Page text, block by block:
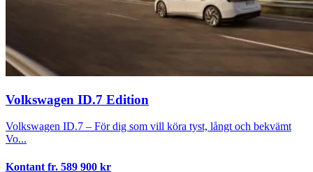
Volkswagen ID.7 Edition
Volkswagen ID.7 – För dig som vill köra tyst, långt och bekvämt
Vo...
Kontant fr. 589 900 kr